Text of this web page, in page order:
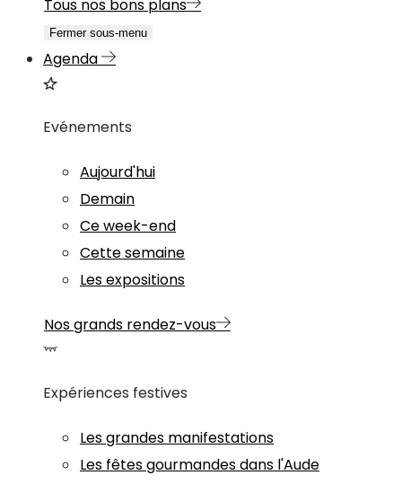
Tous nos bons plans
Fermer sous-menu
Agenda
Evénements
Aujourd'hui
Demain
Ce week-end
Cette semaine
Les expositions
Nos grands rendez-vous
Expériences festives
Les grandes manifestations
Les fêtes gourmandes dans l'Aude